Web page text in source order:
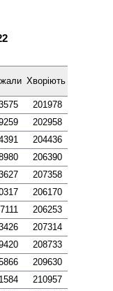
Хворіють
201978
202958
204436
206390
207358
206170
206253
207314
208733
209630
210957